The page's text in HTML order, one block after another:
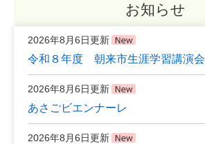
お知らせ
2026年8月6日更新
令和８年度 朝来市生涯学習講演会
2026年8月6日更新
あさごビエンナーレ
2026年8月6日更新